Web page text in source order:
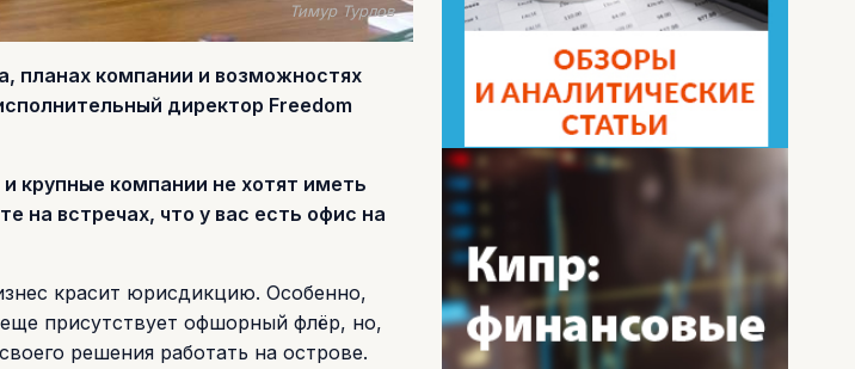
Тимур Турлов
планах компании и возможностях
директор Freedom
крупные компании не хотят иметь
на встречах, что у вас есть офис на
красит юрисдикцию. Особенно,
присутствует офшорный флёр, но,
решения работать на острове.